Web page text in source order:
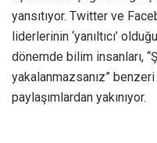
yansıtıyor. Twitter ve
liderlerinin ‘yanıltıcı’
dönemde bilim insanları,
yakalanmazsanız”
paylaşımlardan yakınıyor.